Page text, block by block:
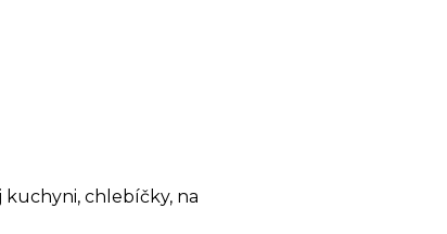
chlebíčky, na